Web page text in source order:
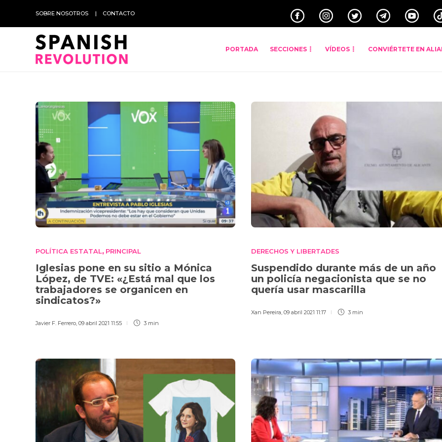
SOBRE NOSOTROS CONTACTO
PORTADA SECCIONES VÍDEOS CONVIÉRTETE EN
POLÍTICA ESTATAL, PRINCIPAL
Iglesias pone en su sitio a Mónica
López, de TVE: «¿Está mal que los
trabajadores se organicen en
sindicatos?»
Javier F. Ferrero, 09 abril 2021 11:55 3 min
DERECHOS Y LIBERTADES
Suspendido durante más de un año
un policía negacionista que se no
quería usar mascarilla
Xan Pereira, 09 abril 2021 11:17 3 min